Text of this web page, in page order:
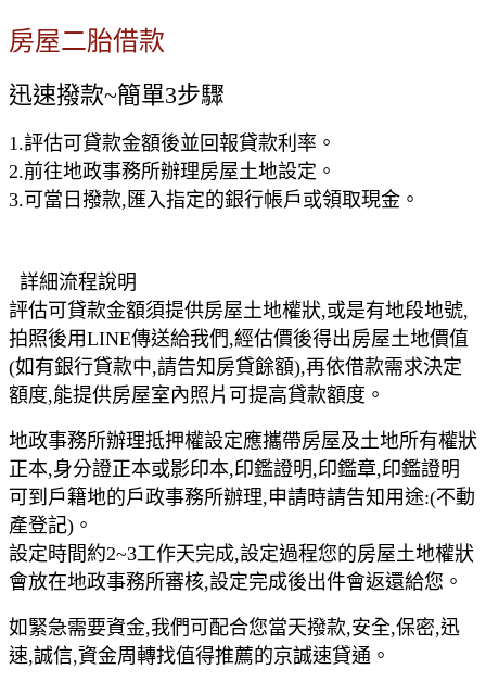
房屋二胎借款
迅速撥款~簡單3步驟
1.評估可貸款金額後並回報貸款利率。
2.前往地政事務所辦理房屋土地設定。
3.可當日撥款,匯入指定的銀行帳戶或領取現金。
詳細流程說明
評估可貸款金額須提供房屋土地權狀,或是有地段地號,
拍照後用LINE傳送給我們,經估價後得出房屋土地價值
(如有銀行貸款中,請告知房貸餘額),再依借款需求決定
額度,能提供房屋室內照片可提高貸款額度。
地政事務所辦理抵押權設定應攜帶房屋及土地所有權狀
正本,身分證正本或影印本,印鑑證明,印鑑章,印鑑證明
可到戶籍地的戶政事務所辦理,申請時請告知用途:(不動
產登記)。
設定時間約2~3工作天完成,設定過程您的房屋土地權狀
會放在地政事務所審核,設定完成後出件會返還給您。
如緊急需要資金,我們可配合您當天撥款,安全,保密,迅
速,誠信,資金周轉找值得推薦的京誠速貸通。